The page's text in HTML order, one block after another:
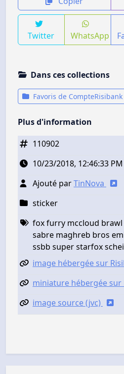
Twitter WhatsApp
Dans ces collections
Favoris de CompteRisibank
Plus d'information
110902
10/23/2018, 12:46:33 PM
Ajouté parTinNova
sticker
fox furry mccloud brawl
sabre maghreb bros
ssbb super starfox
image hébergée sur
miniature hébergée sur
image source (jvc)